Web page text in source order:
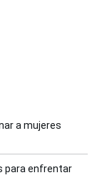
a mujeres
para enfrentar